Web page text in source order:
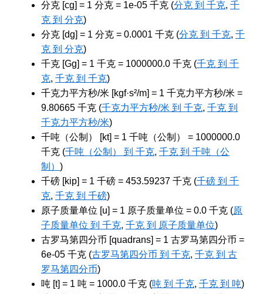
分克 [cg] = 1 分克 = 1e-05 千克 (分克 到 千克, 千
克 到 分克)
分克 [dg] = 1 分克 = 0.0001 千克 (分克 到 千克, 千
克 到 分克)
千克 [Gg] = 1 千克 = 1000000.0 千克 (千克 到 千
克, 千克 到 千克)
千克力平方秒/米 [kgf·s²/m] = 1 千克力平方秒/米 =
9.80665 千克 (千克力平方秒/米 到 千克, 千克 到
千克力平方秒/米)
千吨（公制） [kt] = 1 千吨（公制） = 1000000.0
千克 (千吨（公制） 到 千克, 千克 到 千吨（公
制） )
千磅 [kip] = 1 千磅 = 453.59237 千克 (千磅 到 千
克, 千克 到 千磅)
原子质量单位 [u] = 1 原子质量单位 = 0.0 千克 (原
子质量单位 到 千克, 千克 到 原子质量单位)
古罗马第四分币 [quadrans] = 1 古罗马第四分币 =
6e-05 千克 (古罗马第四分币 到 千克, 千克 到 古
罗马第四分币)
吨 [t] = 1 吨 = 1000.0 千克 (吨 到 千克, 千克 到 吨)